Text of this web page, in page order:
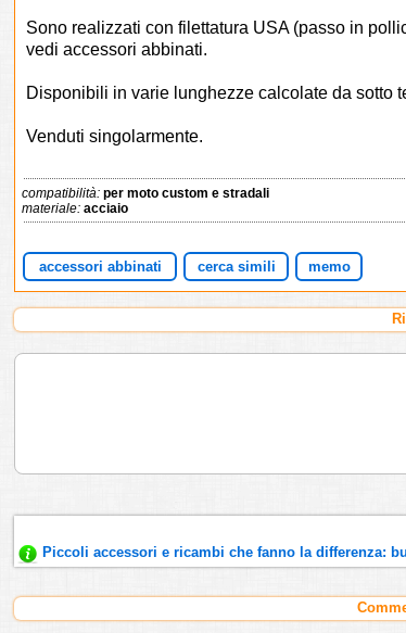
Sono realizzati con filettatura USA (passo in
vedi accessori abbinati.
Disponibili in varie lunghezze calcolate da sotto
Venduti singolarmente.
compatibilità:per moto custom e stradali
materiale:acciaio
accessori abbinati cerca simili memo
Piccoli accessori e ricambi che fanno la differenza: